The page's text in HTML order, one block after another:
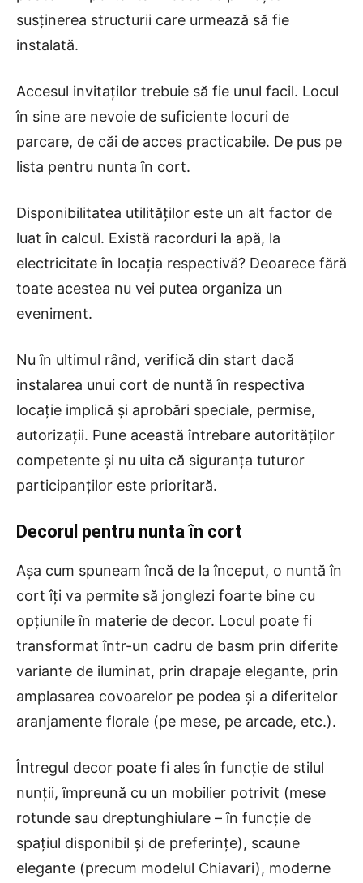
susținerea structurii care urmează să fie
instalată.
Accesul invitaților trebuie să fie unul facil. Locul
în sine are nevoie de suficiente locuri de
parcare, de căi de acces practicabile. De pus pe
lista pentru nunta în cort.
Disponibilitatea utilităților este un alt factor de
luat în calcul. Există racorduri la apă, la
electricitate în locația respectivă? Deoarece fără
toate acestea nu vei putea organiza un
eveniment.
Nu în ultimul rând, verifică din start dacă
instalarea unui cort de nuntă în respectiva
locație implică și aprobări speciale, permise,
autorizații. Pune această întrebare autorităților
competente și nu uita că siguranța tuturor
participanților este prioritară.
Decorul pentru nunta în cort
Așa cum spuneam încă de la început, o nuntă în
cort îți va permite să jonglezi foarte bine cu
opțiunile în materie de decor. Locul poate fi
transformat într-un cadru de basm prin diferite
variante de iluminat, prin drapaje elegante, prin
amplasarea covoarelor pe podea și a diferitelor
aranjamente florale (pe mese, pe arcade, etc.).
Întregul decor poate fi ales în funcție de stilul
nunții, împreună cu un mobilier potrivit (mese
rotunde sau dreptunghiulare – în funcție de
spațiul disponibil și de preferințe), scaune
elegante (precum modelul Chiavari), moderne